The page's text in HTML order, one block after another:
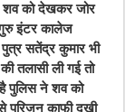
को देखकर जोर
इंटर कालेज
सतेंद्र कुमार भी
तलासी ली गई तो
पुलिस ने शव को